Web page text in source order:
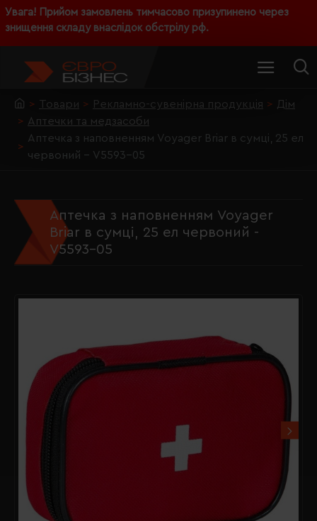
Увага! Прийом замовлень тимчасово призупинено через
знищення складу внаслідок обстрілу рф.
Товари Рекламно-сувенірна продукція
Дім
Аптечки та медзасоби
Аптечка з наповненням Voyager Briar в сумці, 25 ел
червоний - V5593-05
Аптечка з наповненням Voyager
Briar в сумці, 25 ел червоний -
V5593-05